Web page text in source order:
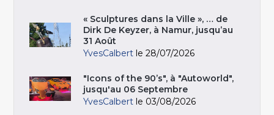
« Sculptures dans la Ville », … de
Dirk De Keyzer, à Namur, jusqu’au
31 Août
YvesCalbert le 28/07/2026
"Icons of the 90’s", à "Autoworld",
jusqu'au 06 Septembre
YvesCalbert le 03/08/2026